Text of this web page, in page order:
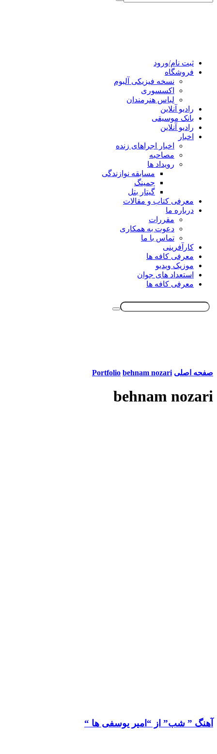
ثبت نام/ورود
فروشگاه
نسخه فیزیکی آلبوم
اکسسوری
لباس هنرمندان
رادیو آنلاین
بانک موسیقی
رادیو آنلاین
اخبار
اخبار اجراهای زنده
مصاحبه
رویداد ها
مسابقه نوازندگی
جمینگ
گیتار بتل
معرفی کتاب و مقالات
درباره ما
مقررات
دعوت به همکاری
تماس با ما
کارآفرینی
معرفی کافه ها
موزیک ویدیو
استعداد های جوان
معرفی کافه ها
صفحه اصلی Portfolio behnam nozari
behnam nozari
آهنگ ” شب” از “امیر یوسفی ها “